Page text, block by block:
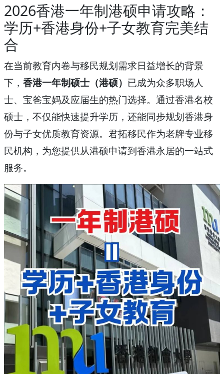
2026香港一年制港硕申请攻略：
学历+香港身份+子女教育完美结
合
在当前教育内卷与移民规划需求日益增长的背景
下， 香港一年制硕士（港硕） 已成为众多职场人
士、宝爸宝妈及应届生的热门选择。通过香港名校
硕士，不仅能快速提升学历，还能同步规划香港身
份与子女优质教育资源。君拓移民作为老牌专业移
民机构，为您提供从港硕申请到香港永居的一站式
服务。